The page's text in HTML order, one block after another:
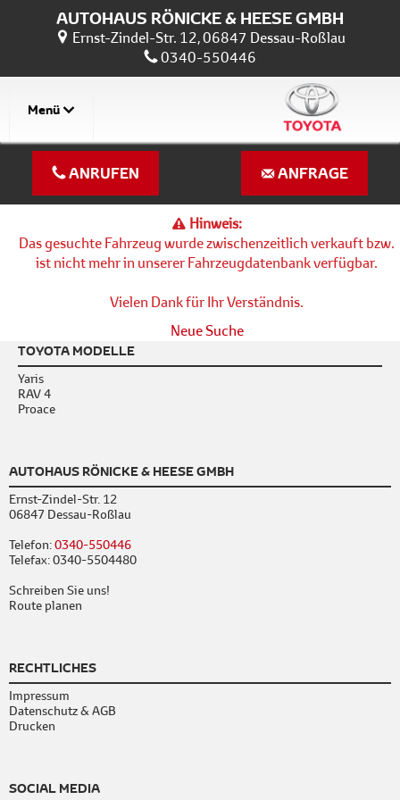
AUTOHAUS RÖNICKE & HEESE GMBH
Ernst-Zindel-Str. 12, 06847 Dessau-Roßlau
0340-550446
Menü
ANRUFEN ANFRAGE
Hinweis:
Das gesuchte Fahrzeug wurde zwischenzeitlich verkauft bzw.
ist nicht mehr in unserer Fahrzeugdatenbank verfügbar.
Vielen Dank für Ihr Verständnis.
Neue Suche
TOYOTA MODELLE
Yaris
RAV 4
Proace
AUTOHAUS RÖNICKE & HEESE GMBH
Ernst-Zindel-Str. 12
06847 Dessau-Roßlau
Telefon:0340-550446
Telefax: 0340-5504480
Schreiben Sie uns!
Route planen
RECHTLICHES
Impressum
Datenschutz & AGB
Drucken
SOCIAL MEDIA